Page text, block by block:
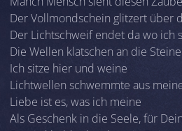
Der Vollmondschein glitzert über
Der Lichtschweif endet da wo ich
Die Wellen klatschen an die Steine
Ich sitze hier und weine
Lichtwellen schwemmte aus
Liebe ist es, was ich meine
Als Geschenk in die Seele, für